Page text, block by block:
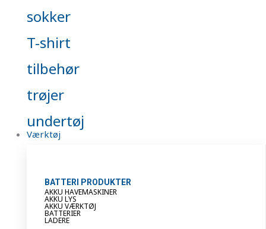
sokker
T-shirt
tilbehør
trøjer
undertøj
Værktøj
BATTERI PRODUKTER
AKKU HAVEMASKINER
AKKU LYS
AKKU VÆRKTØJ
BATTERIER
LADERE